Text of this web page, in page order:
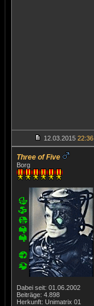
12.03.2015 22:36
Three of Five
Borg
Dabei seit: 01.06.2002
Beiträge: 4.898
Herkunft: Unimatrix 01